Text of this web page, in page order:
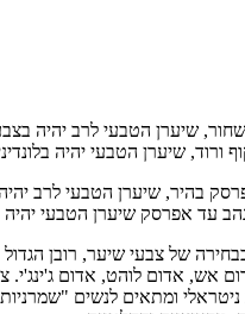
שיערן הטבעי לרב יהיה
ורוד, שיערן הטבעי יהיה
בהיר, שיערן הטבעי לרב
עד אפרסק שיערן הטבעי יהיה
של צבעי שיער, רובן
אש, אדום לוהט, אדום
ומתאים לנשים